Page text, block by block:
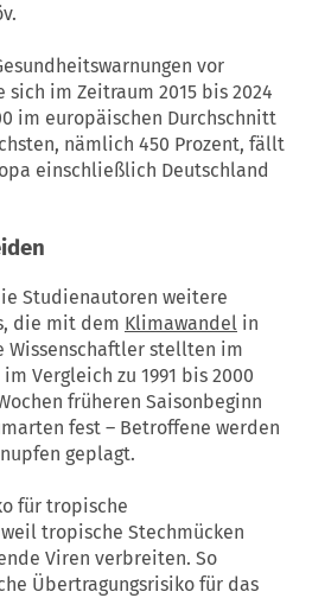
vor
sich im Zeitraum 2015 bis 2024
im europäischen Durchschnitt
nämlich 450 Prozent, fällt
einschließlich Deutschland
Studienautoren weitere
die mit dem Klimawandel in
Wissenschaftler stellten im
Vergleich zu 1991 bis 2000
früheren Saisonbeginn
fest – Betroffene werden
geplagt.
für tropische
tropische Stechmücken
Viren verbreiten. So
Übertragungsrisiko für das